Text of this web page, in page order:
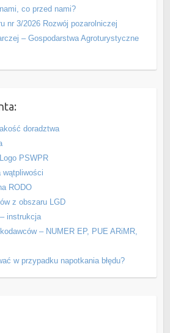
co przed nami?
nr 3/2026 Rozwój pozarolniczej
– Gospodarstwa Agroturystyczne
doradztwa
PSWPR
wątpliwości
RODO
z obszaru LGD
instrukcja
– NUMER EP, PUE ARiMR,
w przypadku napotkania błędu?